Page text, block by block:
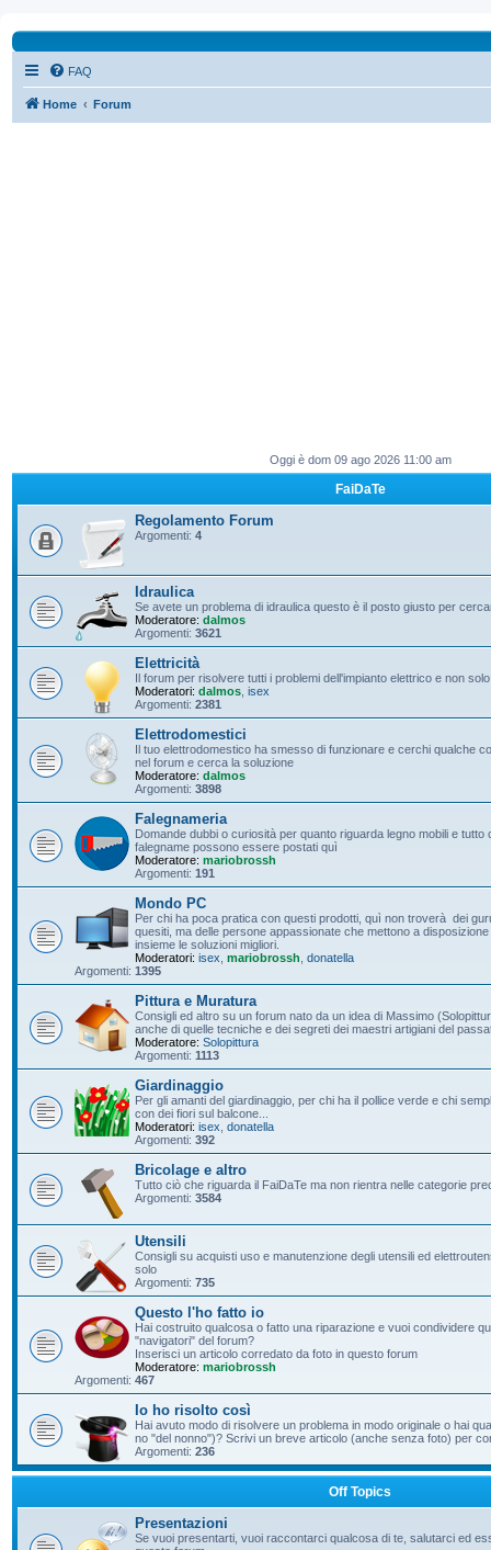
FAQ
Home Forum
Oggi è dom 09 ago 2026 11:00 am
FaiDaTe
Regolamento Forum
Argomenti: 4
Idraulica
Se avete un problema di idraulica questo è il posto giusto per
Moderatore: dalmos
Argomenti: 3621
Elettricità
Il forum per risolvere tutti i problemi dell'impianto elettrico e non solo
Moderatori: dalmos isex
Argomenti: 2381
Elettrodomestici
Il tuo elettrodomestico ha smesso di funzionare e cerchi qualche
nel forum e cerca la soluzione
Moderatore: dalmos
Argomenti: 3898
Falegnameria
Domande dubbi o curiosità per quanto riguarda legno mobili e tutto
falegname possono essere postati quì
Moderatore: mariobrossh
Argomenti: 191
Mondo PC
Per chi ha poca pratica con questi prodotti, quì non troverà dei
quesiti, ma delle persone appassionate che mettono a
insieme le soluzioni migliori.
Moderatori: isex mariobrossh donatella
Argomenti: 1395
Pittura e Muratura
Consigli ed altro su un forum nato da un idea di Massimo
anche di quelle tecniche e dei segreti dei maestri artigiani del
Moderatore: Solopittura
Argomenti: 1113
Giardinaggio
Per gli amanti del giardinaggio, per chi ha il pollice verde e chi
con dei fiori sul balcone...
Moderatori: isex donatella
Argomenti: 392
Bricolage e altro
Tutto ciò che riguarda il FaiDaTe ma non rientra nelle categorie
Argomenti: 3584
Utensili
Consigli su acquisti uso e manutenzione degli utensili ed
solo
Argomenti: 735
Questo l'ho fatto io
Hai costruito qualcosa o fatto una riparazione e vuoi condividere
"navigatori" del forum?
Inserisci un articolo corredato da foto in questo forum
Moderatore: mariobrossh
Argomenti: 467
Io ho risolto così
Hai avuto modo di risolvere un problema in modo originale o hai
no "del nonno")? Scrivi un breve articolo (anche senza foto) per
Argomenti: 236
Off Topics
Presentazioni
Se vuoi presentarti, vuoi raccontarci qualcosa di te, salutarci ed